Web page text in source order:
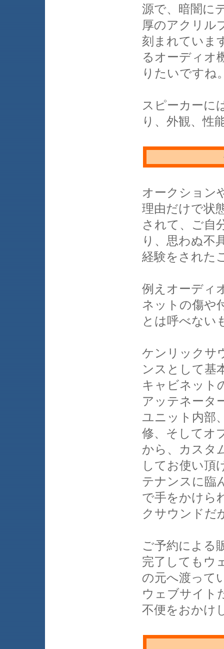
源で、暗闇に
厚のアクリル
刻まれていま
るオーディオ
りたいですね
スピーカーに
り、外観、性
オークション
理由だけで状
されて、ご自
り、思わぬ不
経験をされた
例えオーディ
ネットの傷や
とは呼べない
ケンリックサ
ンスとして基
キャビネット
アッテネータ
ユニット内部
修、そしてオ
から、カスタ
してお使い頂
テナンスに臨
で手をかけら
クサウンドだ
ご予約による
完了してもウ
の元へ渡って
ウェブサイト
不便をおかけ